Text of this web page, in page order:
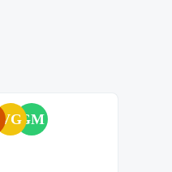
VGGM